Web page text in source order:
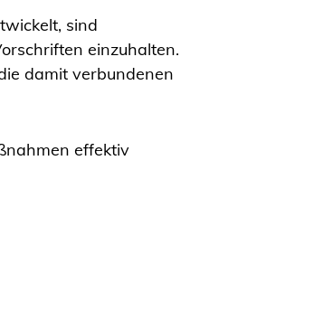
sind
einzuhalten.
damit verbundenen
effektiv